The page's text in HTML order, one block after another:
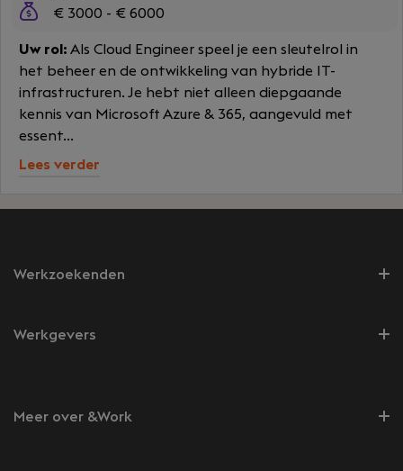
€ 3000 - € 6000
Uw rol: Als Cloud Engineer speel je een sleutelrol in
het beheer en de ontwikkeling van hybride IT-
infrastructuren. Je hebt niet alleen diepgaande
kennis van Microsoft Azure & 365, aangevuld met
essent...
Lees verder
Werkzoekenden
Werkgevers
Meer over &Work